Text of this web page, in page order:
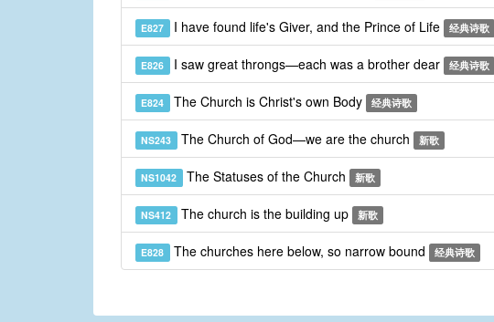
E827 I have found life's Giver, and the Prince of Life 经典诗歌
E826 I saw great throngs—each was a brother dear 经典诗歌
E824 The Church is Christ's own Body 经典诗歌
NS243 The Church of God—we are the church 新歌
NS1042 The Statuses of the Church 新歌
NS412 The church is the building up 新歌
E828 The churches here below, so narrow bound 经典诗歌